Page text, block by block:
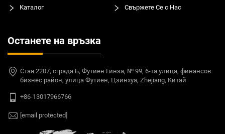
Каталог Свържете Се с Нас
Останете на връзка
Стая 2207, сграда Б, Футиен Гинза, № 99, 6-та улица, финансов
бизнес район, улица Футиен, Цзинхуа, Zhejiang, Китай
+86-13017966766
[email protected]